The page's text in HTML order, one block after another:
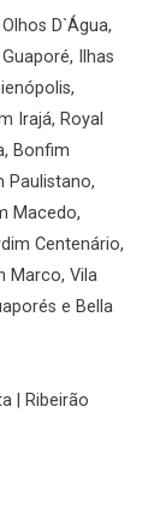
D`Água,
Ilhas
Irajá, Royal
Bonfim
Paulistano,
Macedo,
Centenário,
Marco, Vila
e Bella
| Ribeirão